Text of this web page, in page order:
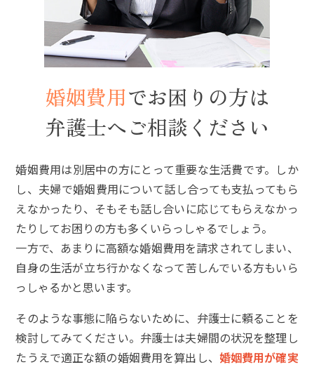
婚姻費用でお困りの方は
弁護士へご相談ください
婚姻費用は別居中の方にとって重要な生活費です。しか
し、夫婦で婚姻費用について話し合っても支払ってもら
えなかったり、そもそも話し合いに応じてもらえなかっ
たりしてお困りの方も多くいらっしゃるでしょう。
一方で、あまりに高額な婚姻費用を請求されてしまい、
自身の生活が立ち行かなくなって苦しんでいる方もいら
っしゃるかと思います。
そのような事態に陥らないために、弁護士に頼ることを
検討してみてください。弁護士は夫婦間の状況を整理し
たうえで適正な額の婚姻費用を算出し、 婚姻費用が確実